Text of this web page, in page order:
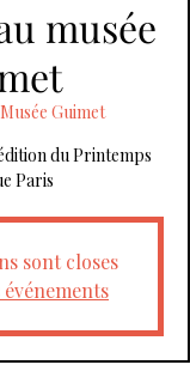
musée
Musée Guimet
du Printemps
Paris
sont closes